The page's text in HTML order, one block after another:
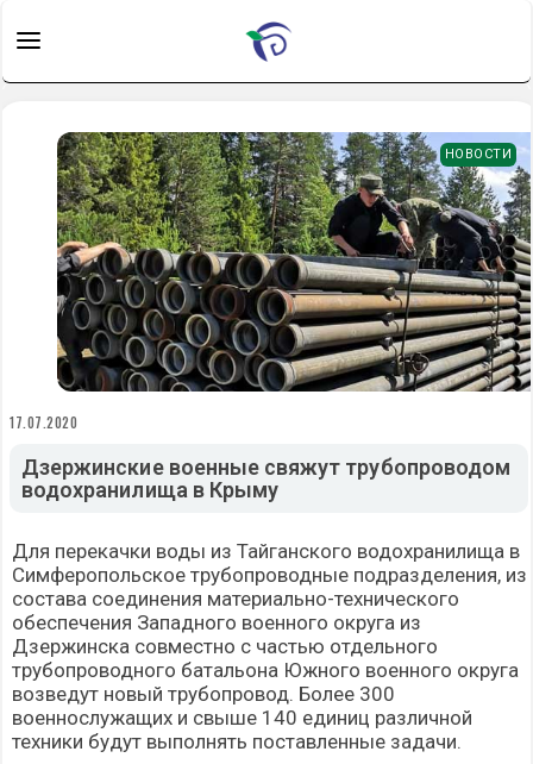
НОВОСТИ
17.07.2020
Дзержинские военные свяжут трубопроводом
водохранилища в Крыму
Для перекачки воды из Тайганского водохранилища в
Симферопольское трубопроводные подразделения, из
состава соединения материально-технического
обеспечения Западного военного округа из
Дзержинска совместно с частью отдельного
трубопроводного батальона Южного военного округа
возведут новый трубопровод. Более 300
военнослужащих и свыше 140 единиц различной
техники будут выполнять поставленные задачи.